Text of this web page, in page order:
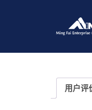
用户评